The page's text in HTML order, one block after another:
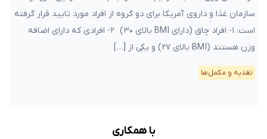
سازمان غذا و داروی آمریکا برای دو گروه از افراد مورد تایید قرار گرفته
است: ۱- افراد چاق (دارای BMI بالای ۳۰) ۲- افرادی که دارای اضافه
وزن هستند (BMI بالای ۲۷) و یکی از […]
تغذیه و مکمل‌ها
با همکاری